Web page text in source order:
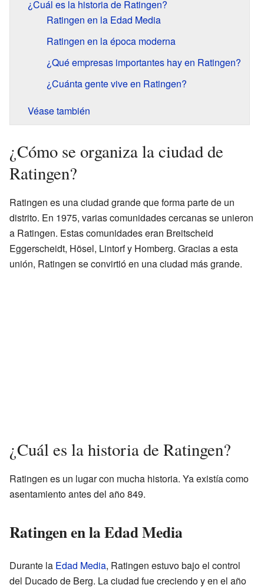
¿Cuál es la historia de Ratingen?
Ratingen en la Edad Media
Ratingen en la época moderna
¿Qué empresas importantes hay en Ratingen?
¿Cuánta gente vive en Ratingen?
Véase también
¿Cómo se organiza la ciudad de
Ratingen?
Ratingen es una ciudad grande que forma parte de un
distrito. En 1975, varias comunidades cercanas se unieron
a Ratingen. Estas comunidades eran Breitscheid
Eggerscheidt, Hösel, Lintorf y Homberg. Gracias a esta
unión, Ratingen se convirtió en una ciudad más grande.
¿Cuál es la historia de Ratingen?
Ratingen es un lugar con mucha historia. Ya existía como
asentamiento antes del año 849.
Ratingen en la Edad Media
Durante la Edad Media, Ratingen estuvo bajo el control
del Ducado de Berg. La ciudad fue creciendo y en el año